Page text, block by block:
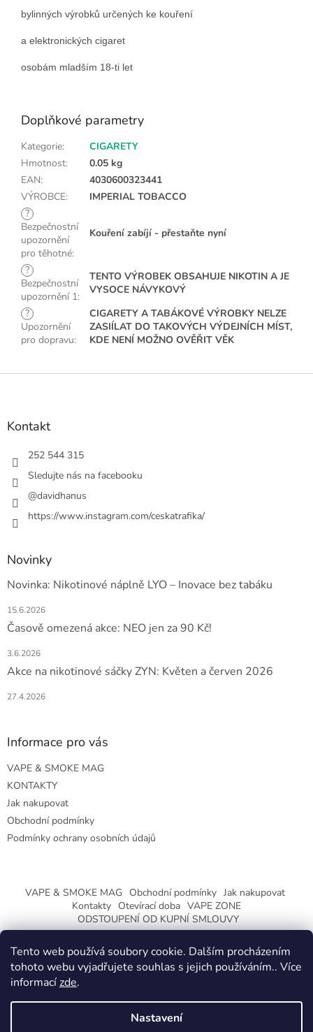
Tento web používá soubory cookie. Dalším procházením
tohoto webu vyjadřujete souhlas s jejich používáním.. Více
informacízde.
Nastavení
bylinných výrobků určených ke kouření
a elektronických cigaret
osobám mladším 18-ti let
Doplňkové parametry
Kategorie:
CIGARETY
Hmotnost:
0.05 kg
EAN:
4030600323441
VÝROBCE:
IMPERIAL TOBACCO
?
Bezpečnostní
upozornění
pro těhotné:
Kouření zabíjí - přestaňte nyní
?
Bezpečnostní
upozornění 1:
TENTO VÝROBEK OBSAHUJE NIKOTIN A JE
VYSOCE NÁVYKOVÝ
?
Upozornění
pro dopravu:
CIGARETY A TABÁKOVÉ VÝROBKY NELZE
ZASIÍLAT DO TAKOVÝCH VÝDEJNÍCH MÍST,
KDE NENÍ MOŽNO OVĚŘIT VĚK
Z
Kontakt
252 544 315
Sledujte nás na facebooku
@davidhanus
https://www.instagram.com/ceskatrafika/
Novinky
Novinka: Nikotinové náplně LYO – Inovace bez tabáku
15.6.2026
Časově omezená akce: NEO jen za 90 Kč!
3.6.2026
Akce na nikotinové sáčky ZYN: Květen a červen 2026
27.4.2026
Informace pro vás
VAPE & SMOKE MAG
KONTAKTY
Jak nakupovat
Obchodní podmínky
Podmínky ochrany osobních údajů
VAPE & SMOKE MAG Obchodní podmínky Jak nakupovat
Kontakty Otevírací doba VAPE ZONE
ODSTOUPENÍ OD KUPNÍ SMLOUVY